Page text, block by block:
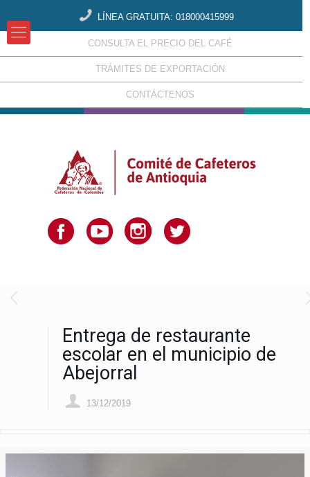
LÍNEA GRATUITA: 018000415999
CONSULTA EL PRECIO DEL CAFÉ
TRÁMITES DE EXPORTACIÓN
CONTÁCTENOS
Entrega de restaurante
escolar en el municipio de
Abejorral
13/12/2019